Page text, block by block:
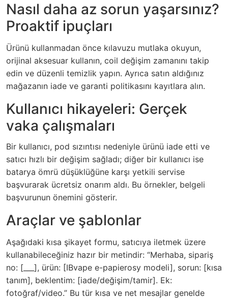
Nasıl daha az sorun yaşarsınız?
Proaktif ipuçları
Ürünü kullanmadan önce kılavuzu mutlaka okuyun,
orijinal aksesuar kullanın, coil değişim zamanını takip
edin ve düzenli temizlik yapın. Ayrıca satın aldığınız
mağazanın iade ve garanti politikasını kayıtlara alın.
Kullanıcı hikayeleri: Gerçek
vaka çalışmaları
Bir kullanıcı, pod sızıntısı nedeniyle ürünü iade etti ve
satıcı hızlı bir değişim sağladı; diğer bir kullanıcı ise
batarya ömrü düşüklüğüne karşı yetkili servise
başvurarak ücretsiz onarım aldı. Bu örnekler, belgeli
başvurunun önemini gösterir.
Araçlar ve şablonlar
Aşağıdaki kısa şikayet formu, satıcıya iletmek üzere
kullanabileceğiniz hazır bir metindir: “Merhaba, sipariş
no: [___], ürün: [IBvape e-papierosy modeli], sorun: [kısa
tanım], beklentim: [iade/değişim/tamir]. Ek:
fotoğraf/video.” Bu tür kısa ve net mesajlar genelde